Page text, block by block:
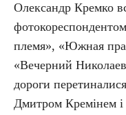
Олександр Кремко
племя», «Южная
«Вечерний
дороги
Дмитром Кремінем